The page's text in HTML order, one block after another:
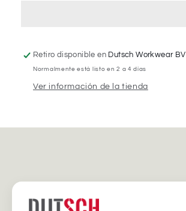
Retiro disponible en Dutsch Workwear BV
Normalmente está listo en 2 a 4 días
Ver información de la tienda